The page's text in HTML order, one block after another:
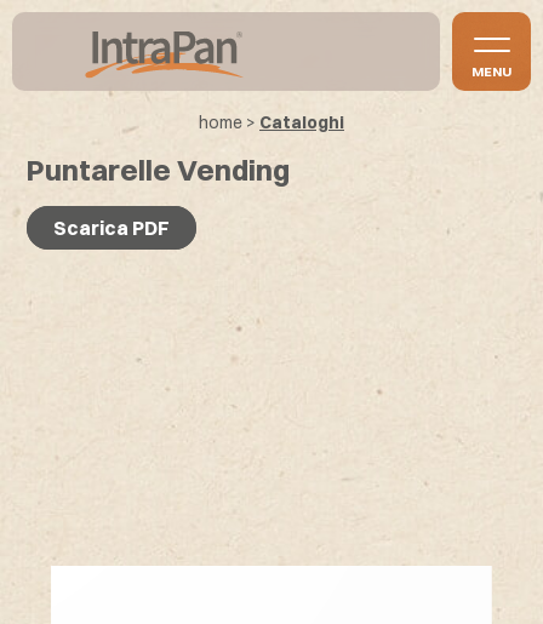
MENU
home > Cataloghi
Puntarelle Vending
Scarica PDF